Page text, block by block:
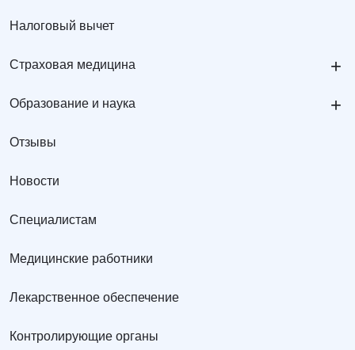
Налоговый вычет
Страховая медицина +
Образование и наука +
Отзывы
Новости
Специалистам
Медицинские работники
Лекарственное обеспечение
Контролирующие органы